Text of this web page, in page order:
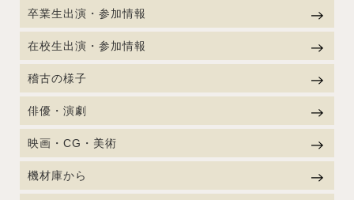
卒業生出演・参加情報
在校生出演・参加情報
稽古の様子
俳優・演劇
映画・CG・美術
機材庫から